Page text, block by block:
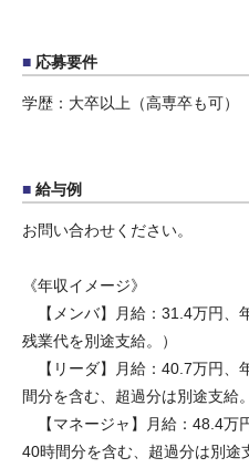
応募要件
学歴：大卒以上（高専卒も可）
給与例
お問い合わせください。
《年収イメージ》
【メンバ】月給：31.4万円、
残業代を別途支給。）
【リーダ】月給：40.7万円、
間分を含む、超過分は別途支給
【マネージャ】月給：48.4万
40時間分を含む、超過分は別途